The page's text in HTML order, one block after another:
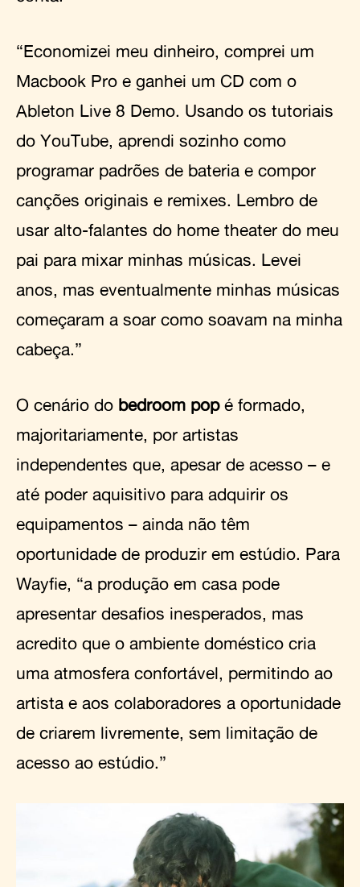
“Economizei meu dinheiro, comprei um
Macbook Pro e ganhei um CD com o
Ableton Live 8 Demo. Usando os tutoriais
do YouTube, aprendi sozinho como
programar padrões de bateria e compor
canções originais e remixes. Lembro de
usar alto-falantes do home theater do meu
pai para mixar minhas músicas. Levei
anos, mas eventualmente minhas músicas
começaram a soar como soavam na minha
cabeça.”
O cenário do bedroom popé formado,
majoritariamente, por artistas
independentes que, apesar de acesso – e
até poder aquisitivo para adquirir os
equipamentos – ainda não têm
oportunidade de produzir em estúdio. Para
Wayfie, “a produção em casa pode
apresentar desafios inesperados, mas
acredito que o ambiente doméstico cria
uma atmosfera confortável, permitindo ao
artista e aos colaboradores a oportunidade
de criarem livremente, sem limitação de
acesso ao estúdio.”